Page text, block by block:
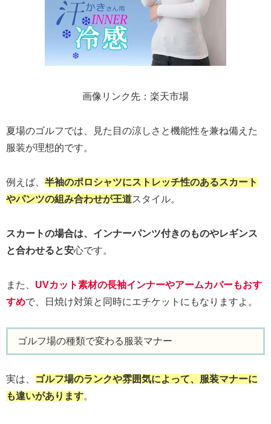
画像リンク先：楽天市場
夏場のゴルフでは、見た目の涼しさと機能性を兼ね備えた
服装が理想的です。
例えば、 半袖のポロシャツにストレッチ性のあるスカート
やパンツの組み合わせが王道スタイル。
スカートの場合は、インナーパンツ付きのものやレギンス
と合わせると安心です。
また、 UVカット素材の長袖インナーやアームカバーもおす
すめで、日焼け対策と同時にエチケットにもなりますよ。
ゴルフ場の種類で変わる服装マナー
実は、
ゴルフ場のランクや雰囲気によって、服装マナーに
も違いがあります。